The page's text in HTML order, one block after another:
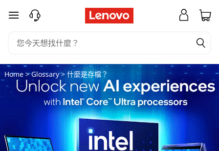
什
存
檔
跳至主要內容
Home>Glossary> 什麼是存檔？